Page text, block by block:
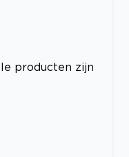
producten zijn